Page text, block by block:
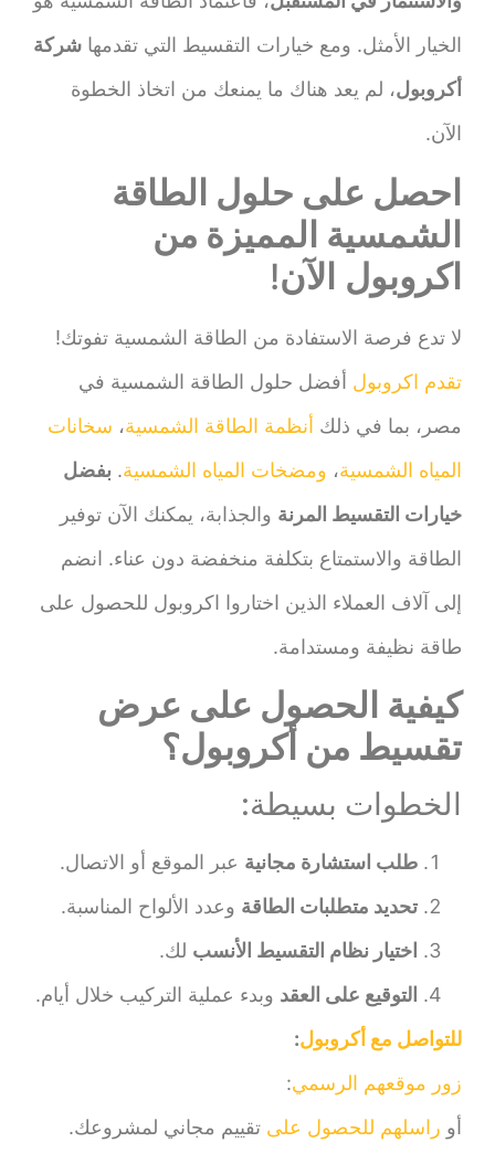
الخيار الأمثل. ومع خيارات التقسيط التي تقدمهاشركة
أكروبول، لم يعد هناك ما يمنعك من اتخاذ الخطوة
الآن.
احصل على حلول الطاقة
الشمسية المميزة من
اكروبول الآن!
لا تدع فرصة الاستفادة من الطاقة الشمسية تفوتك!
تقدم اكروبولأفضل حلول الطاقة الشمسية في
مصر، بما في ذلكأنظمة الطاقة الشمسية،سخانات
المياه الشمسية،ومضخات المياه الشمسية.بفضل
خيارات التقسيط المرنة والجذابة، يمكنك الآن توفير
الطاقة والاستمتاع بتكلفة منخفضة دون عناء. انضم
إلى آلاف العملاء الذين اختاروا اكروبول للحصول على
طاقة نظيفة ومستدامة.
كيفية الحصول على عرض
تقسيط من أكروبول؟
الخطوات بسيطة:
طلب استشارة مجانيةعبر الموقع أو الاتصال.
تحديد متطلبات الطاقةوعدد الألواح المناسبة.
اختيار نظام التقسيط الأنسبلك.
التوقيع على العقدوبدء عملية التركيب خلال أيام.
للتواصل مع أكروبول:
زور موقعهم الرسمي:
راسلهم للحصول علىتقييم مجاني لمشروعك.